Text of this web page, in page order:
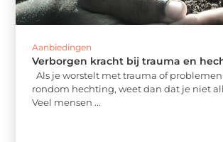
Aanbiedingen
Verborgen kracht bij trauma en
Als je worstelt met trauma of
rondom hechting, weet dan dat je niet
Veel mensen ...